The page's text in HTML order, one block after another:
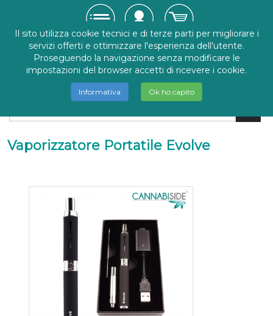
Vaporizzatore Portatile Evolve
Il sito utilizza cookie tecnici e di terze parti per migliorare i
servizi offerti e ottimizzare l'esperienza dell'utente.
Proseguendo la navigazione senza modificare le
impostazioni del browser accetti di ricevere i cookie.
Informativa Ok ho capito